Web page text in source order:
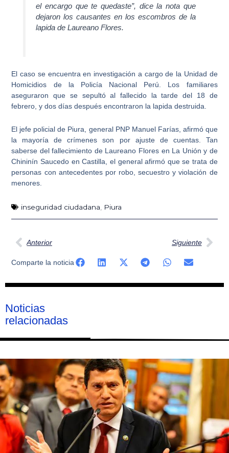
el encargo que te quedaste”, dice la nota que
dejaron los causantes en los escombros de la
lapida de Laureano Flores.
El caso se encuentra en investigación a cargo de la Unidad de
Homicidios de la Policía Nacional Perú . Los familiares
aseguraron que se sepultó al fallecido la tarde del 18 de
febrero, y dos días después encontraron la lapida destruida.
El jefe policial de Piura, general PNP Manuel Farías, afirmó que
la mayoría de crímenes son por ajuste de cuentas. Tan
saberse del fallecimiento de Laureano Flores en La Unión y de
Chininín Saucedo en Castilla , el general afirmó que se trata de
personas con antecedentes por robo, secuestro y violación de
menores.
inseguridad ciudadana Piura
Ant
Anterior Siguiente
Comparte la noticia
Noticias
relacionadas
Página
Página
Página
Página
Página